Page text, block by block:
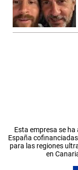
Esta empresa se
España
para las regiones
en